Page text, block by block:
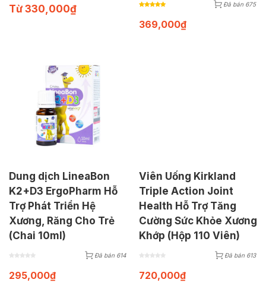
Từ 330,000₫ Đã bán 675
369,000₫
Dung dịch LineaBon
K2+D3 ErgoPharm Hỗ
Trợ Phát Triển Hệ
Xương, Răng Cho Trẻ
(Chai 10ml)
Đã bán 614
295,000₫
Viên Uống Kirkland
Triple Action Joint
Health Hỗ Trợ Tăng
Cường Sức Khỏe Xương
Khớp (Hộp 110 Viên)
Đã bán 613
720,000₫